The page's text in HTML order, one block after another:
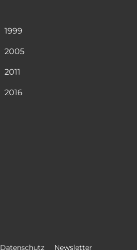
1999
2005
2011
2016
Datenschutz Newsletter